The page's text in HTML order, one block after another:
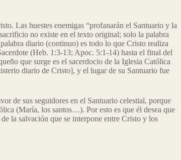
Las huestes enemigas “profanarán el Santuario y la
no existe en el texto original; solo la palabra
diario (continuo) es todo lo que Cristo realiza
(Heb. 1:3-13; Apoc. 5:1-14) hasta el final del
que surge es el sacerdocio de la Iglesia Católica
diario de Cristo], y el lugar de su Santuario fue
de sus seguidores en el Santuario celestial, porque
(María, los santos…). Por esto es que él desea que
la salvación que se interpone entre Cristo y los